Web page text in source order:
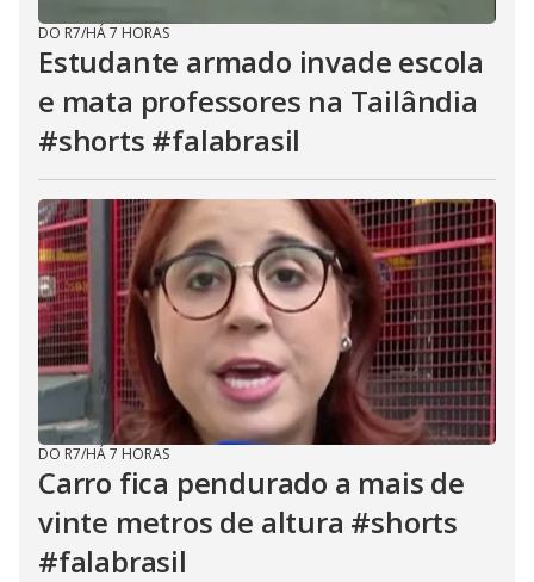
DO R7/HÁ 7 HORAS
Estudante armado invade escola
e mata professores na Tailândia
#shorts #falabrasil
DO R7/HÁ 7 HORAS
Carro fica pendurado a mais de
vinte metros de altura #shorts
#falabrasil